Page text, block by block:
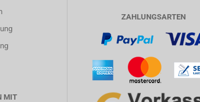
MIT
ZAHLUNGSARTEN